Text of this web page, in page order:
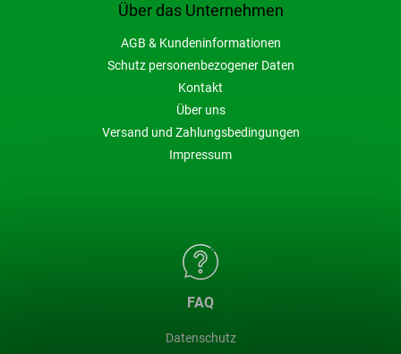
Über das Unternehmen
AGB & Kundeninformationen
Schutz personenbezogener Daten
Kontakt
Über uns
Versand und Zahlungsbedingungen
Impressum
FAQ
Datenschutz